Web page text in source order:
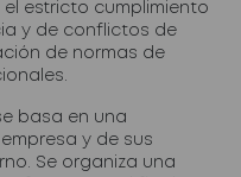
el estricto cumplimiento
y de conflictos de
de normas de
basa en una
y de sus
Se organiza una